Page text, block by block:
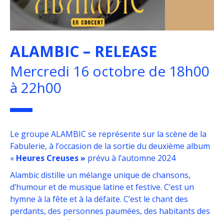
ALAMBIC – RELEASE
Mercredi 16 octobre de 18h00
à 22h00
Le groupe ALAMBIC se représente sur la scène de la
Fabulerie, à l’occasion de la sortie du deuxième album
« Heures Creuses » prévu à l’automne 2024
Alambicdistille un mélange unique de chansons,
d’humour et de musique latine et festive. C’est un
hymne à la fête et à la défaite. C’est le chant des
perdants, des personnes paumées, des habitants des